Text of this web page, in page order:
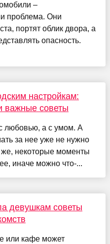
–
проблема. Они
портят облик двора, а
опасность.
настройкам:
важные советы
любовью, а с умом. А
за нее уже не нужно
некоторые моменты
иначе можно что-...
девушкам советы
или кафе может